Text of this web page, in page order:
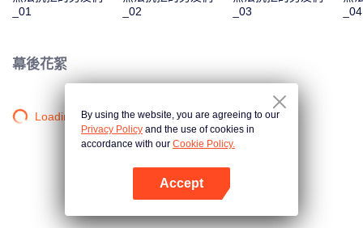
_01
_02
_03
_04
幕後花絮
Loading…By using the website, you are agreeing to our
Privacy Policy and the use of cookies in
accordance with our Cookie Policy.
Accept